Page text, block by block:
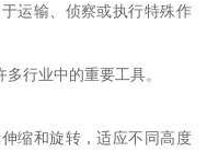
运输、侦察或执行特殊作
行业中的重要工具。
缩和旋转，适应不同高度